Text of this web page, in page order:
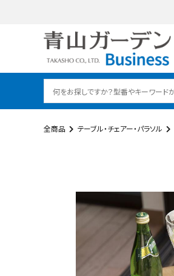
search
カテゴリーから探す
全商品 テーブル・チェアー・パラソル